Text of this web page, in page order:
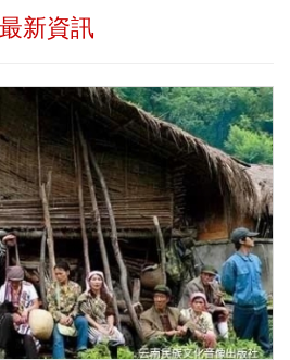
最新資訊